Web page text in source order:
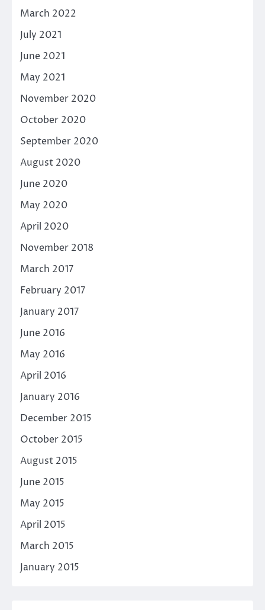
March 2022
July 2021
June 2021
May 2021
November 2020
October 2020
September 2020
August 2020
June 2020
May 2020
April 2020
November 2018
March 2017
February 2017
January 2017
June 2016
May 2016
April 2016
January 2016
December 2015
October 2015
August 2015
June 2015
May 2015
April 2015
March 2015
January 2015